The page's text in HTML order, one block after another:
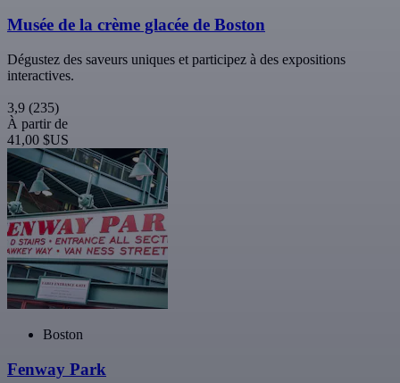
Musée de la crème glacée de Boston
Dégustez des saveurs uniques et participez à des expositions
interactives.
3,9 (235)
À partir de
41,00 $US
Boston
Fenway Park